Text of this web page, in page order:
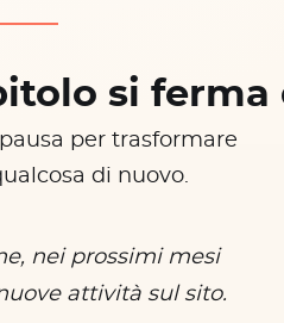
si ferma
per trasformare
di nuovo.
nei prossimi mesi
attività sul sito.